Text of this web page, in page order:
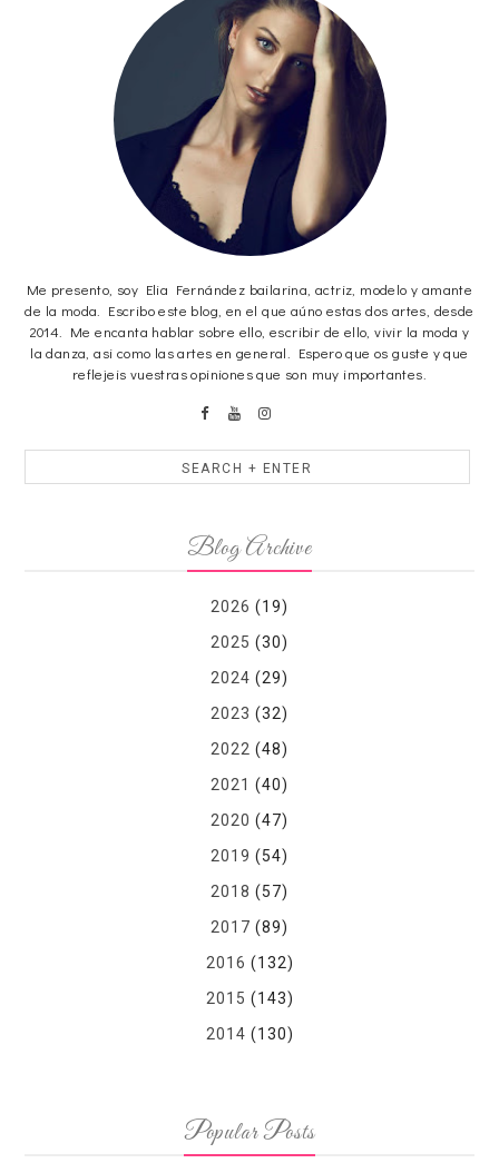
Me presento, soy Elia Fernández bailarina, actriz, modelo y amante
de la moda. Escribo este blog, en el que aúno estas dos artes, desde
2014. Me encanta hablar sobre ello, escribir de ello, vivir la moda y
la danza, asi como las artes en general. Espero que os guste y que
reflejeis vuestras opiniones que son muy importantes.
Blog Archive
2026 (19)
2025 (30)
2024 (29)
2023 (32)
2022 (48)
2021 (40)
2020 (47)
2019 (54)
2018 (57)
2017 (89)
2016 (132)
2015 (143)
2014 (130)
Popular Posts